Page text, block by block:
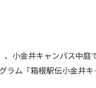
、小金井キャンパス中
ラム「箱根駅伝小金井キ